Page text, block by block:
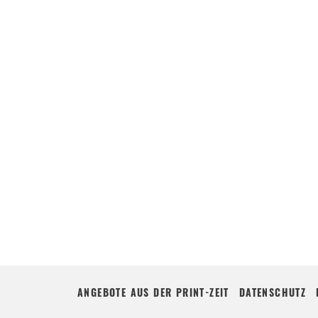
ANGEBOTE AUS DER PRINT-ZEIT DATENSCHUTZ